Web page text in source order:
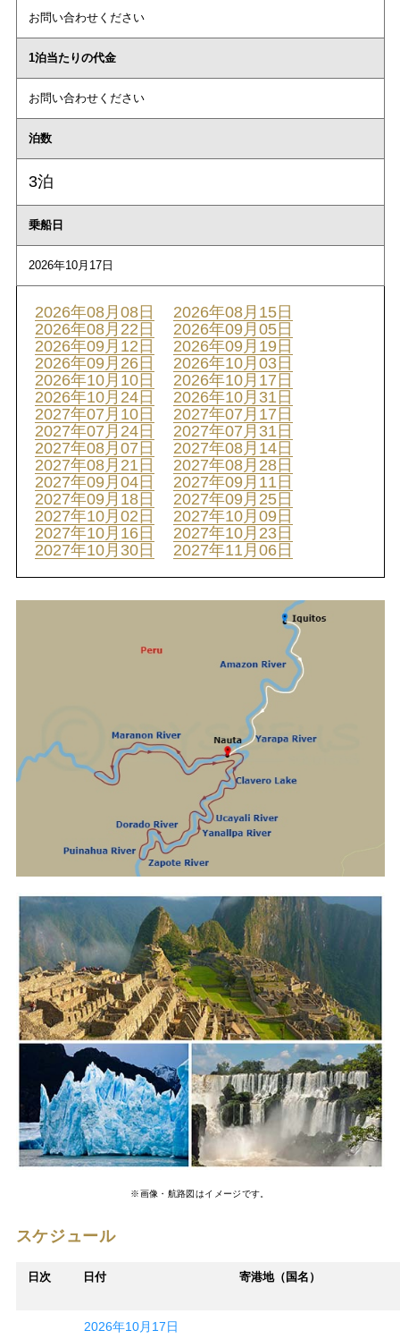
お問い合わせください
1泊当たりの代金
お問い合わせください
泊数
3泊
乗船日
2026年10月17日
2026年08月08日
2026年08月15日
2026年08月22日
2026年09月05日
2026年09月12日
2026年09月19日
2026年09月26日
2026年10月03日
2026年10月10日
2026年10月17日
2026年10月24日
2026年10月31日
2027年07月10日
2027年07月17日
2027年07月24日
2027年07月31日
2027年08月07日
2027年08月14日
2027年08月21日
2027年08月28日
2027年09月04日
2027年09月11日
2027年09月18日
2027年09月25日
2027年10月02日
2027年10月09日
2027年10月16日
2027年10月23日
2027年10月30日
2027年11月06日
※画像・航路図はイメージです。
スケジュール
日次 日付 寄港地（国名）
2026年10月17日